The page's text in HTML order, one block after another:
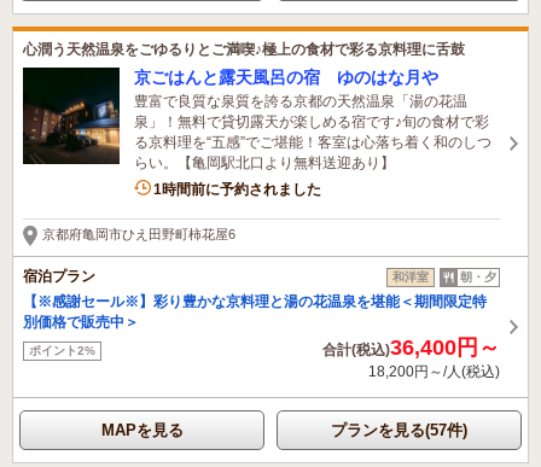
心潤う天然温泉をごゆるりとご満喫♪極上の食材で彩る京料理に舌鼓
京ごはんと露天風呂の宿 ゆのはな月や
豊富で良質な泉質を誇る京都の天然温泉「湯の花温
泉」！無料で貸切露天が楽しめる宿です♪旬の食材で彩
る京料理を“五感”でご堪能！客室は心落ち着く和のしつ
らい。【亀岡駅北口より無料送迎あり】
1時間前に予約されました
京都府亀岡市ひえ田野町柿花屋6
宿泊プラン 和洋室 朝・夕
【※感謝セール※】彩り豊かな京料理と湯の花温泉を堪能＜期間限定特
別価格で販売中＞
ポイント2% 合計(税込)36,400円～
18,200円～/人(税込)
MAPを見る プランを見る(57件)